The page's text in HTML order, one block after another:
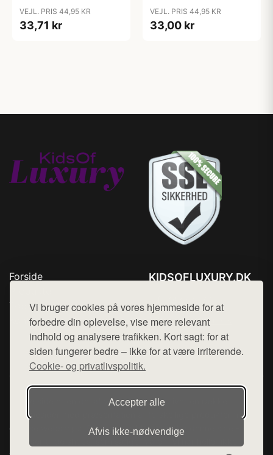
Vi bruger cookies på vores hjemmeside for at
forbedre din oplevelse, vise mere relevant
indhold og analysere trafikken. Kort sagt: for at
siden fungerer bedre – ikke for at være irriterende.
Cookie- og privatlivspolitik.
Accepter alle
Afvis ikke‑nødvendige
VEJL. PRIS 44,95 KR
33,71 kr
VEJL. PRIS 44,95 KR
33,00 kr
Forside
Top Rabatter
Kontakt
KIDSOFLUXURY.DK
Mail: hej@want.dk
Cookie- og privatlivspolitik
Denne side er en del af want.dk, der udgiver en række
hjemmesider med præsentation af forskellige produkter fra
diverse webshops. Der sælges ikke varer fra denne side - vi
henviser til de shops, som sælger varen. Vi har heller ikke